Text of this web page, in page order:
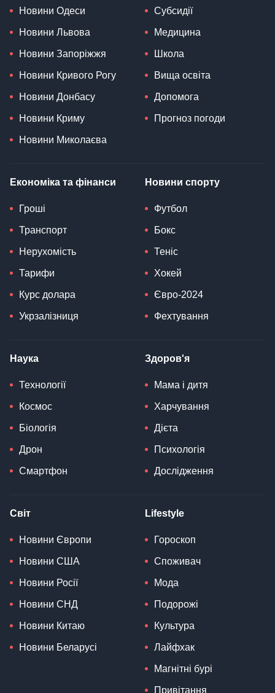
Новини Одеси
Новини Львова
Новини Запоріжжя
Новини Кривого Рогу
Новини Донбасу
Новини Криму
Новини Миколаєва
Субсидії
Медицина
Школа
Вища освіта
Допомога
Прогноз погоди
Економіка та фінанси
Гроші
Транспорт
Нерухомість
Тарифи
Курс долара
Укрзалізниця
Новини спорту
Футбол
Бокс
Теніс
Хокей
Євро-2024
Фехтування
Наука
Технології
Космос
Біологія
Дрон
Смартфон
Здоров'я
Мама і дитя
Харчування
Дієта
Психологія
Дослідження
Світ
Новини Європи
Новини США
Новини Росії
Новини СНД
Новини Китаю
Новини Беларусі
Lifestyle
Гороскоп
Споживач
Мода
Подорожі
Культура
Лайфхак
Магнітні бурі
Привітання